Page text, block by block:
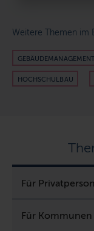
Weitere Themen im
HOCHSCHULBAU
Für
Für Kommunen